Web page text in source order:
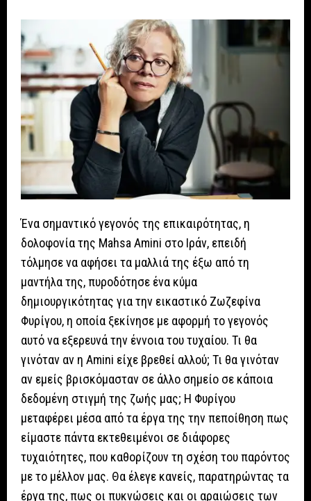
Ένα σημαντικό γεγονός της επικαιρότητας, η
δολοφονία της Mahsa Amini στο Ιράν, επειδή
τόλμησε να αφήσει τα μαλλιά της έξω από τη
μαντήλα της, πυροδότησε ένα κύμα
δημιουργικότητας για την εικαστικό Ζωζεφίνα
Φυρίγου, η οποία ξεκίνησε με αφορμή το γεγονός
αυτό να εξερευνά την έννοια του τυχαίου. Τι θα
γινόταν αν η Amini είχε βρεθεί αλλού; Τι θα γινόταν
αν εμείς βρισκόμασταν σε άλλο σημείο σε κάποια
δεδομένη στιγμή της ζωής μας; Η Φυρίγου
μεταφέρει μέσα από τα έργα της την πεποίθηση πως
είμαστε πάντα εκτεθειμένοι σε διάφορες
τυχαιότητες, που καθορίζουν τη σχέση του παρόντος
με το μέλλον μας. Θα έλεγε κανείς, παρατηρώντας τα
έργα της, πως οι πυκνώσεις και οι αραιώσεις των